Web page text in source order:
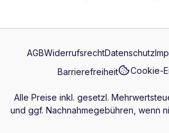
AGBWiderrufsrechtDatenschutz
Barrierefreiheit
Cookie-
Alle Preise inkl. gesetzl.
und ggf. Nachnahmegebühren, wenn